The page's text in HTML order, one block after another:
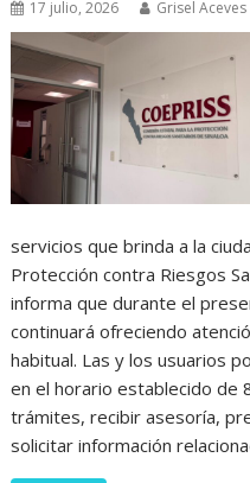
17 julio, 2026 Grisel Aceves
servicios que brinda a la
Protección contra Riesgos
informa que durante el
continuará ofreciendo
habitual. Las y los usuarios
en el horario establecido de
trámites, recibir asesoría,
solicitar información